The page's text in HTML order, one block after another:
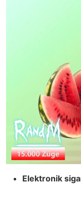
Elektronik